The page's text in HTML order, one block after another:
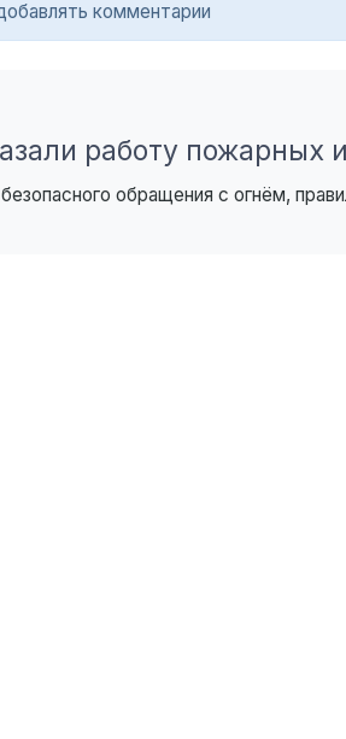
комментарии
работу пожарных
обращения с огнём,